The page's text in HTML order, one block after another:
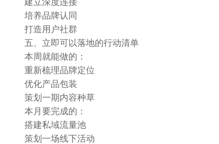
建立深度连接
培养品牌认同
打造用户社群
五、立即可以落地的行动清单
本周就能做的：
重新梳理品牌定位
优化产品包装
策划一期内容种草
本月要完成的：
搭建私域流量池
策划一场线下活动